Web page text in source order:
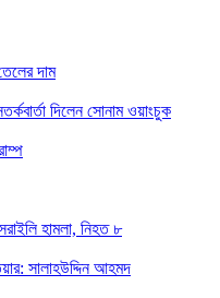
দাম
দিলেন সোনাম ওয়াংচুক
হামলা, নিহত ৮
সালাহউদ্দিন আহমদ